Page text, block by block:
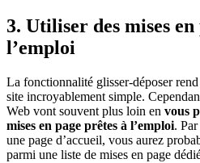
3. Utiliser des mises en
l’emploi
La fonctionnalité glisser-déposer
site incroyablement simple.
Web vont souvent plus loin en vous
mises en page prêtes à l’emploi.
une page d’accueil, vous aurez
parmi une liste de mises en page